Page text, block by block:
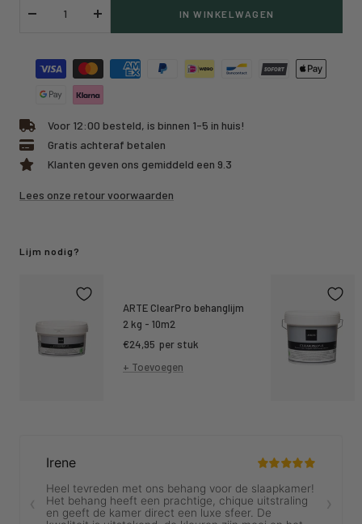
Verlaag
Verhoog
IN WINKELWAGEN
Voor 12:00 besteld, is binnen 1-5 in huis!
Gratis achteraf betalen
Klanten geven ons gemiddeld een 9.3
Lees onze retour voorwaarden
Lijm nodig?
ARTE ClearPro behanglijm
2 kg - 10m2
Kortings
prijs
€24,95 per stuk
+ Toevoegen